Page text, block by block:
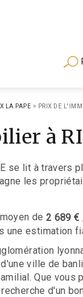
LA PAPE > PRIX DE
à
se lit à travers
les
de 2 689 €
une estimation
ville de
Que vous
d'un